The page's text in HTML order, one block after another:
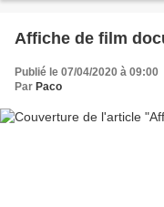
Affiche de film
Publié le 07/04/2020 à 09:00
Par Paco